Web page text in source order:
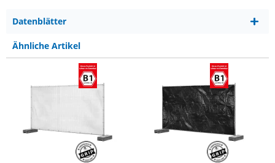
Datenblätter
Ähnliche Artikel